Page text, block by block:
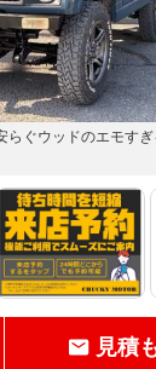
ぐウッドのエモすぎ
見積